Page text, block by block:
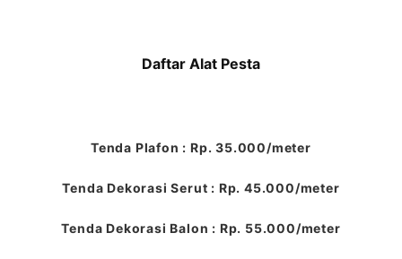
Daftar Alat Pesta
Tenda Plafon : Rp. 35.000/meter
Tenda Dekorasi Serut : Rp. 45.000/meter
Tenda Dekorasi Balon : Rp. 55.000/meter